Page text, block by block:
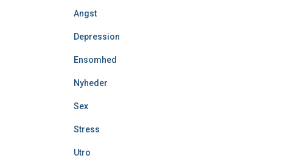
Angst
Depression
Ensomhed
Nyheder
Sex
Stress
Utro